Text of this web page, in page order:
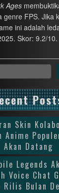
Ages
genre FPS. Jika
ini adalah
Skor: 9.2/10.
Skin
Anime
Akan Datang
Legends
Voice Chat
Rilis Bulan